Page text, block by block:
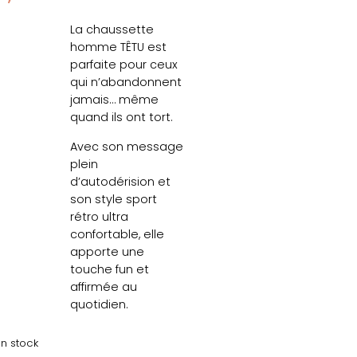
La chaussette
homme TÊTU est
parfaite pour ceux
qui n’abandonnent
jamais… même
quand ils ont tort.
Avec son message
plein
d’autodérision et
son style sport
rétro ultra
confortable, elle
apporte une
touche fun et
affirmée au
quotidien.
stock